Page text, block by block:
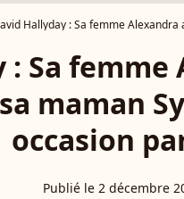
Hallyday : Sa femme
: Sa
maman
occasion
Publié le 2 décembre